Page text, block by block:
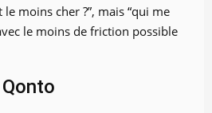
moins cher ?”, mais “qui me
le moins de friction possible